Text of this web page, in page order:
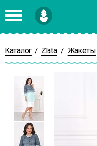
Войти
Каталог / Zlata / Жакеты